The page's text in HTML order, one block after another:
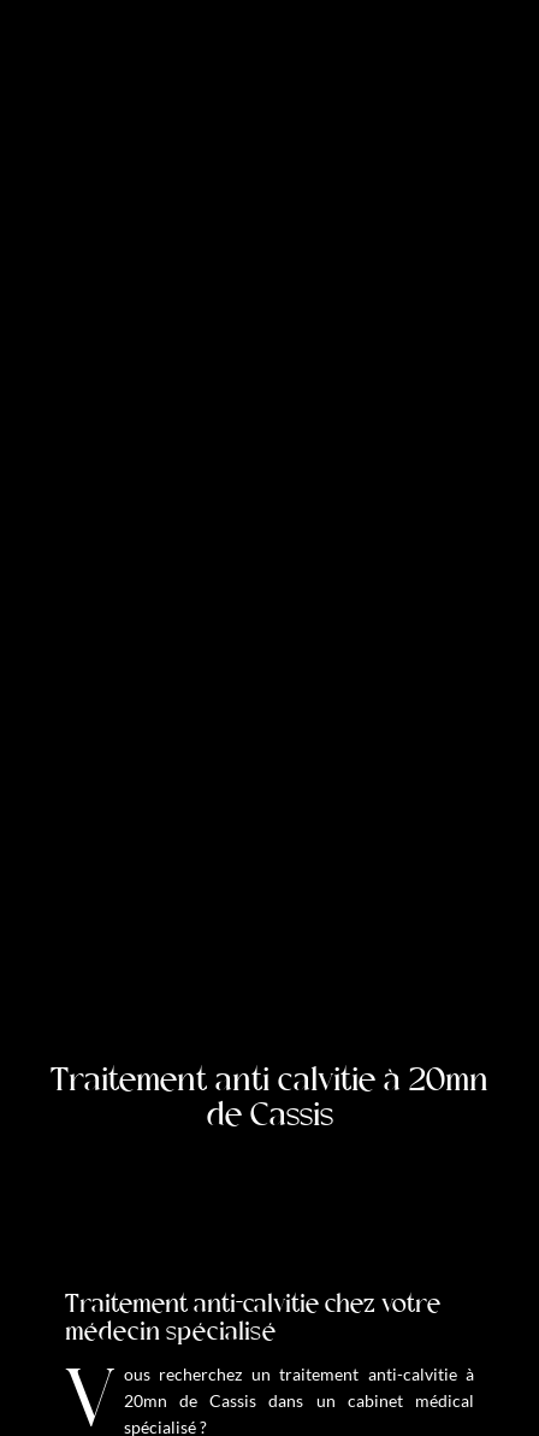
Traitement anti calvitie à 20mn
de Cassis
Traitement anti-calvitie chez votre
médecin spécialisé
Vous recherchez un traitement anti-calvitie à
20mn de Cassis dans un cabinet médical
spécialisé ?